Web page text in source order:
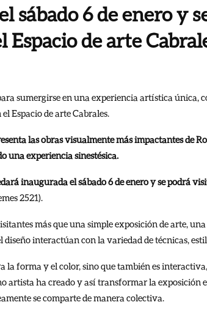
sábado 6 de enero y
Espacio de arte
sumergirse en una experiencia artística única,
el Espacio de arte Cabrales.
las obras visualmente más impactantes de
una experiencia sinestésica.
inaugurada el sábado 6 de enero y se podrá
2521).
más que una simple exposición de arte,
diseño interactúan con la variedad de técnicas,
la forma y el color, sino que también es
artista ha creado y así transformar la
se comparte de manera colectiva.